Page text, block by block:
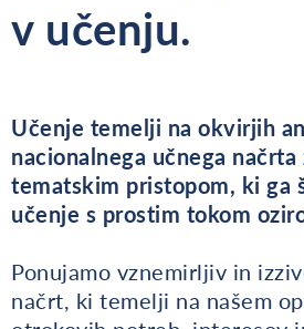
v učenju.
Učenje temelji na okvirjih
nacionalnega učnega
tematskim pristopom, ki ga
učenje s prostim tokom
Ponujamo vznemirljiv in
načrt, ki temelji na našem